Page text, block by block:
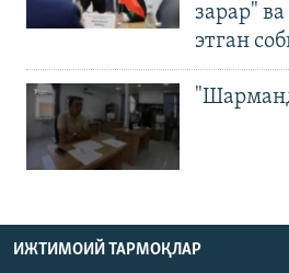
зарар"
этган
ИЖТИМОИЙ ТАРМОҚЛАР